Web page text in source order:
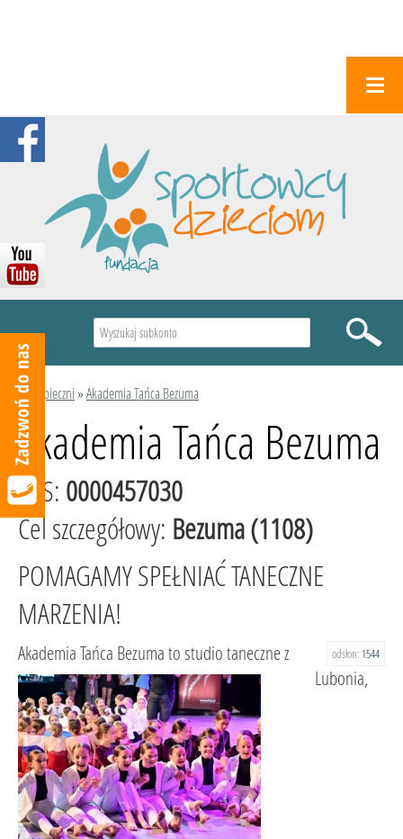
Podopieczni»Akademia Tańca Bezuma
Akademia Tańca Bezuma
KRS: 0000457030
Cel szczegółowy: Bezuma (1108)
POMAGAMY SPEŁNIAĆ TANECZNE
MARZENIA!
odsłon: 1544
Akademia Tańca Bezuma to studio taneczne z
Lubonia,